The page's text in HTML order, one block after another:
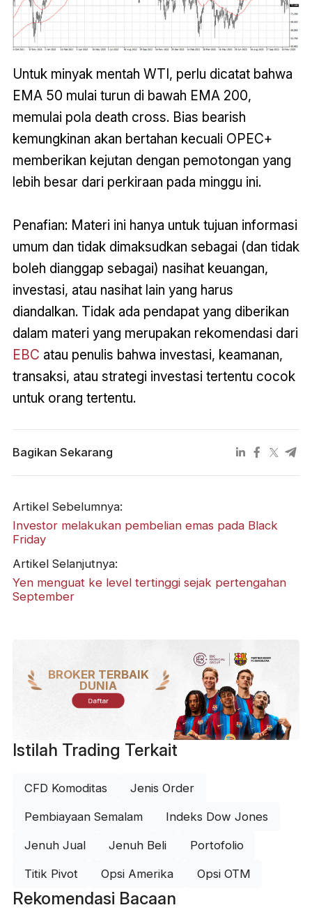
Untuk minyak mentah WTI, perlu dicatat bahwa
EMA 50 mulai turun di bawah EMA 200,
memulai pola death cross. Bias bearish
kemungkinan akan bertahan kecuali OPEC+
memberikan kejutan dengan pemotongan yang
lebih besar dari perkiraan pada minggu ini.
Penafian: Materi ini hanya untuk tujuan informasi
umum dan tidak dimaksudkan sebagai (dan tidak
boleh dianggap sebagai) nasihat keuangan,
investasi, atau nasihat lain yang harus
diandalkan. Tidak ada pendapat yang diberikan
dalam materi yang merupakan rekomendasi dari
EBC atau penulis bahwa investasi, keamanan,
transaksi, atau strategi investasi tertentu cocok
untuk orang tertentu.
Bagikan Sekarang
Artikel Sebelumnya:
Investor melakukan pembelian emas pada Black
Friday
Artikel Selanjutnya:
​Yen menguat ke level tertinggi sejak pertengahan
September
BROKER TERBAIK
DUNIA
Daftar
Istilah Trading Terkait
CFD Komoditas Jenis Order
Pembiayaan Semalam Indeks Dow Jones
Jenuh Jual Jenuh Beli Portofolio
Titik Pivot Opsi Amerika Opsi OTM
Rekomendasi Bacaan